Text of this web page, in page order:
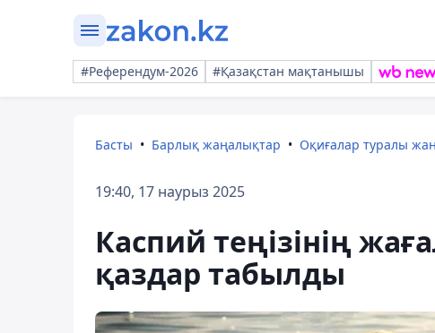
#Референдум-2026 #Қазақстан мақтанышы
Басты Барлық жаңалықтар Оқиғалар туралы
19:40, 17 наурыз 2025
Каспий теңізінің
қаздар табылды